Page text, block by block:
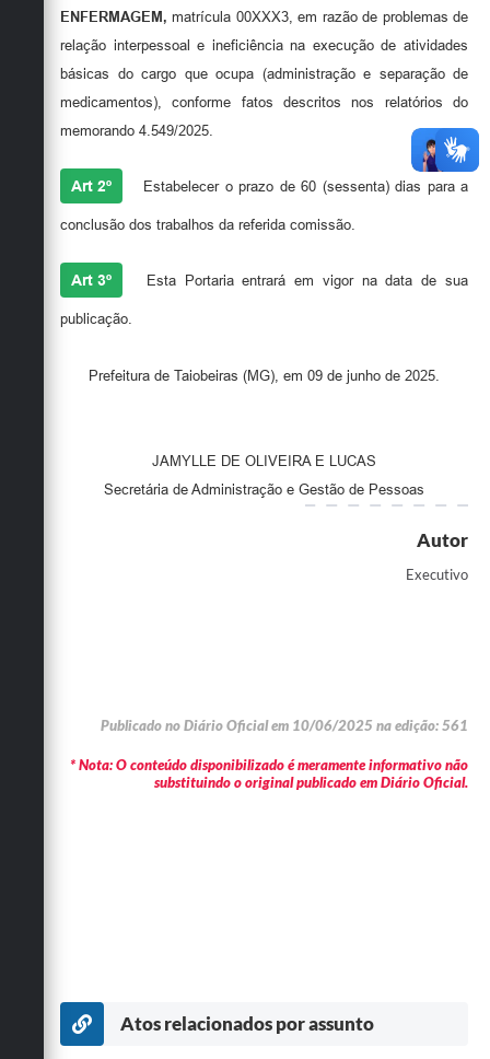
ENFERMAGEM, matrícula 00XXX3, em razão de problemas de
relação interpessoal e ineficiência na execução de atividades
básicas do cargo que ocupa (administração e separação de
medicamentos), conforme fatos descritos nos relatórios do
memorando 4.549/2025.
Art 2º Estabelecer o prazo de 60 (sessenta) dias para a
conclusão dos trabalhos da referida comissão.
Art 3º Esta Portaria entrará em vigor na data de sua
publicação.
Prefeitura de Taiobeiras (MG), em 09 de junho de 2025.
JAMYLLE DE OLIVEIRA E LUCAS
Secretária de Administração e Gestão de Pessoas
Autor
Executivo
Publicado no Diário Oficial em 10/06/2025 na edição: 561
* Nota: O conteúdo disponibilizado é meramente informativo não
substituindo o original publicado em Diário Oficial.
Atos relacionados por assunto